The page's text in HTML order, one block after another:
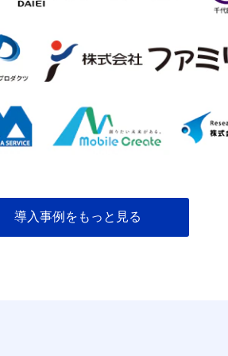
導入事例をもっと見る